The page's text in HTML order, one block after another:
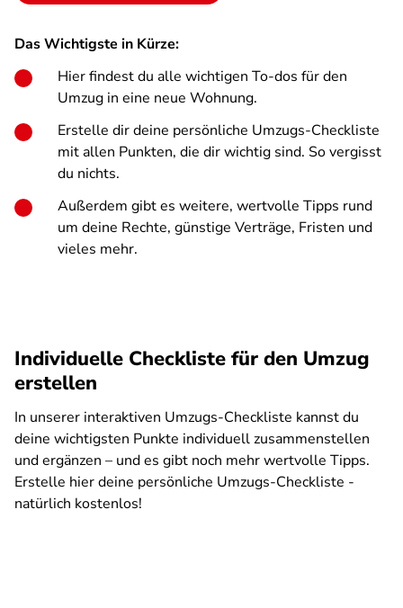
Das Wichtigste in Kürze:
Hier findest du alle wichtigen To-dos für den
Umzug in eine neue Wohnung.
Erstelle dir deine persönliche Umzugs-Checkliste
mit allen Punkten, die dir wichtig sind. So vergisst
du nichts.
Außerdem gibt es weitere, wertvolle Tipps rund
um deine Rechte, günstige Verträge, Fristen und
vieles mehr.
Individuelle Checkliste für den Umzug
erstellen
In unserer interaktiven Umzugs-Checkliste kannst du
deine wichtigsten Punkte individuell zusammenstellen
und ergänzen – und es gibt noch mehr wertvolle Tipps.
Erstelle hier deine persönliche Umzugs-Checkliste -
natürlich kostenlos!